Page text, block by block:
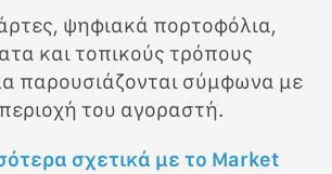
ψηφιακά πορτοφόλια,
και τοπικούς τρόπους
παρουσιάζονται σύμφωνα με
του αγοραστή.
σχετικά με το Market